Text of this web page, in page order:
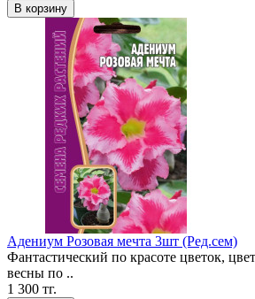
В корзину
Адениум Розовая мечта 3шт (Ред.сем)
Фантастический по красоте цветок,
весны по ..
1 300 тг.